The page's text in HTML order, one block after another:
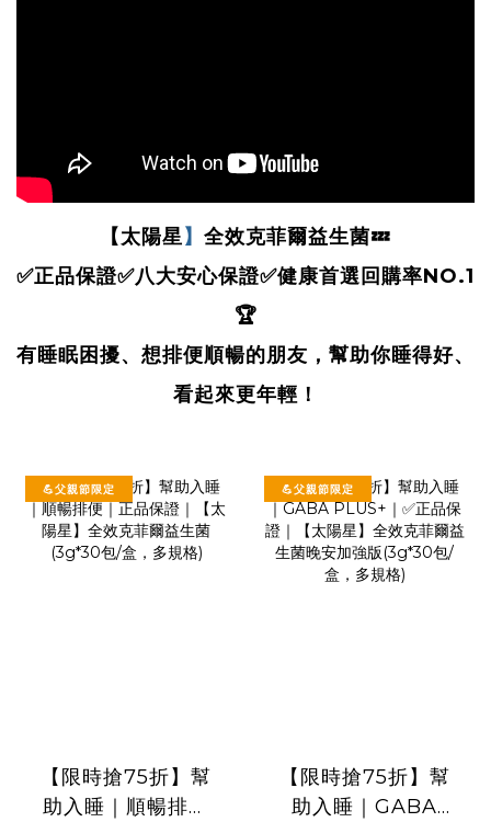
【太陽星】 全效克菲爾益生菌💤
✅正品保證✅八大安心保證✅健康首選回購率NO.1
🏆
有睡眠困擾、想排便順暢的朋友， 幫助你睡得好、
看起來更年輕！
💪父親節限定
【限時搶75折】幫
助入睡｜順暢排便
💪父親節限定
【限時搶75折】幫
助入睡｜GABA